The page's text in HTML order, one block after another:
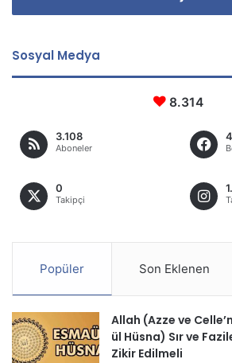
Sosyal Medya
8.314
3.108
Aboneler
0
Takipçi
Popüler Son Eklenen
Allah (Azze ve
ül Hüsna) Sır ve
Zikir Edilmeli